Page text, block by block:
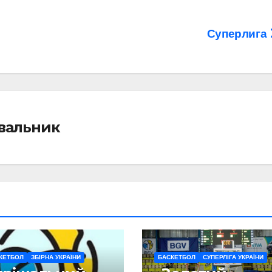
Суперлига
ЗБІРНА УКРАЇНИ БАСКЕТБОЛ СУПЕРЛІГА УКРАЇНИ